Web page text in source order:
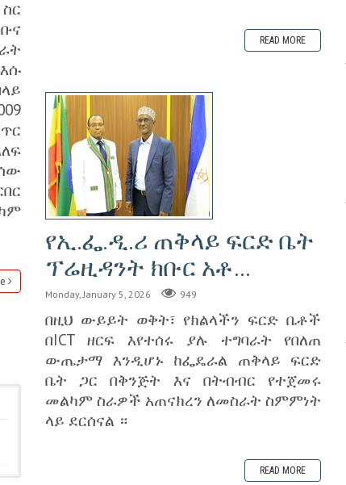
READ MORE
የኢ.ፌ.ዲ.ሪ ጠቅላይ ፍርድ ቤት
ፕሬዚዳንት ክቡር አቶ...
Monday, January 5, 2026 949
በዚህ ውይይት ወቅት፣ የክልላችን ፍርድ ቤቶች
በICT ዘርፍ እየተሰሩ ያሉ ተግባራት የበለጠ
ውጤታማ እንዲሆኑ ከፌዴራል ጠቅላይ ፍርድ
ቤት ጋር በቅንጅት እና በትብብር የተጀመሩ
መልካም ስራዎች አጠናክረን ለመስራት ስምምነት
ላይ ደርሰናል ።
READ MORE